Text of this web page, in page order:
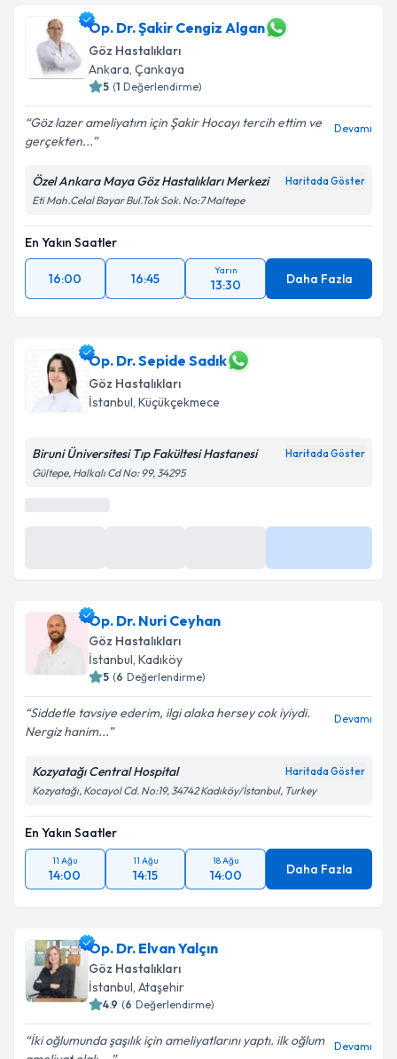
Op. Dr. Şakir Cengiz Algan
Göz Hastalıkları
Ankara, Çankaya
5 (1 Değerlendirme)
Göz lazer ameliyatım için Şakir Hocayı tercih ettim ve
gerçekten...
Devamı
Özel Ankara Maya Göz Hastalıkları Merkezi Haritada Göster
Eti Mah.Celal Bayar Bul.Tok Sok. No:7 Maltepe
En Yakın Saatler
16:00 16:45
Yarın
13:30 Daha Fazla
Op. Dr. Sepide Sadık
Göz Hastalıkları
İstanbul, Küçükçekmece
Biruni Üniversitesi Tıp Fakültesi Hastanesi Haritada Göster
Gültepe, Halkalı Cd No: 99, 34295
Op. Dr. Nuri Ceyhan
Göz Hastalıkları
İstanbul, Kadıköy
5 (6 Değerlendirme)
Siddetle tavsiye ederim, ilgi alaka hersey cok iyiydi.
Nergiz hanim...
Devamı
Kozyatağı Central Hospital Haritada Göster
Kozyatağı, Kocayol Cd. No:19, 34742 Kadıköy/İstanbul, Turkey
En Yakın Saatler
11 Ağu
14:00
11 Ağu
14:15
18 Ağu
14:00 Daha Fazla
Op. Dr. Elvan Yalçın
Göz Hastalıkları
İstanbul, Ataşehir
4.9 (6 Değerlendirme)
İki oğlumunda şaşılık için ameliyatlarını yaptı. ilk oğlum
Devamı